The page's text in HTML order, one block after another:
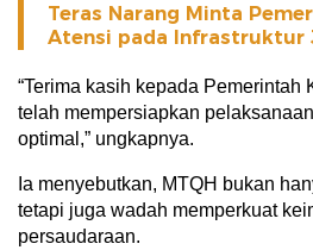
Teras Narang Minta
Atensi pada Infrastruktur
“Terima kasih kepada Pemerintah
telah mempersiapkan
optimal,” ungkapnya.
Ia menyebutkan, MTQH bukan
tetapi juga wadah memperkuat
persaudaraan.